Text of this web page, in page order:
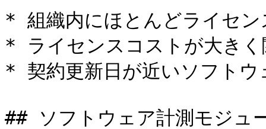
* 組織内にほとんどライセ
* ライセンスコストが大き
* 契約更新日が近いソフトウ
## ソフトウェア計測モジュ